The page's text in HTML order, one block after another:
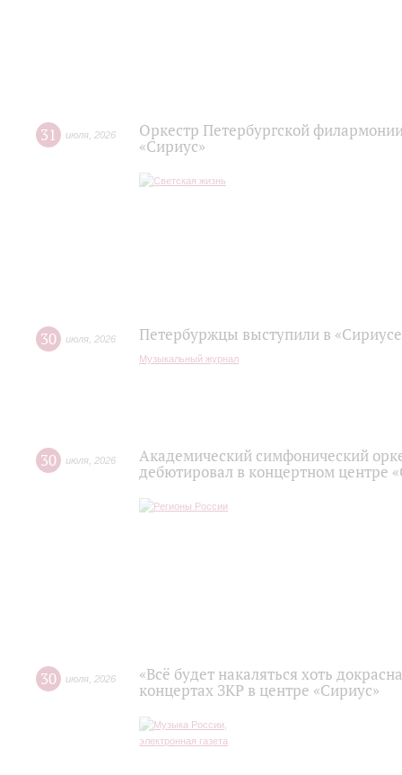
31 июля 2026
Оркестр Петербургской
«Сириус»
30 июля 2026 Петербуржцы выступили в
Музыкальный журнал
30 июля 2026
Академический симфонический
дебютировал в концертном центре
30 июля 2026
«Всё будет накаляться хоть
концертах ЗКР в центре «Сириус»